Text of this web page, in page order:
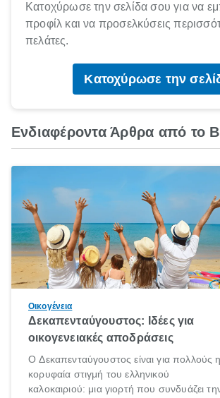
Κατοχύρωσε την σελίδα σου για να
προφίλ και να προσελκύσεις
πελάτες.
Κατοχύρωσε την
Ενδιαφέροντα Άρθρα από το
Οικογένεια
Δεκαπενταύγουστος: Ιδέες για
οικογενειακές αποδράσεις
Ο Δεκαπενταύγουστος είναι για πολλούς η
κορυφαία στιγμή του ελληνικού
καλοκαιριού: μια γιορτή που συνδυάζει